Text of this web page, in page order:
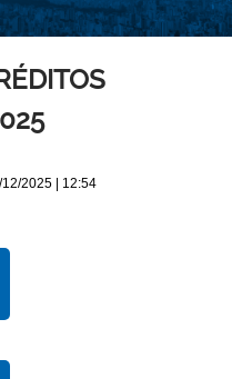
2025 | 12:54